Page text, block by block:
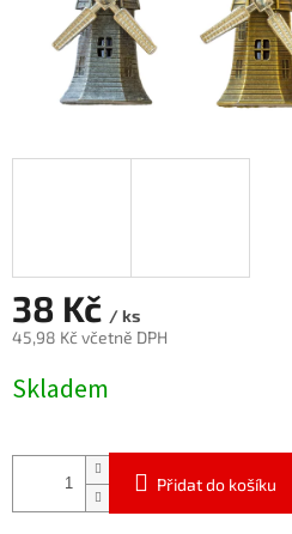
38 Kč / ks
45,98 Kč včetně DPH
cena:
Skladem
Přidat do košíku